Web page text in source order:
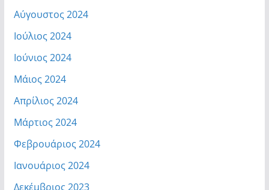
Αύγουστος 2024
Ιούλιος 2024
Ιούνιος 2024
Μάιος 2024
Απρίλιος 2024
Μάρτιος 2024
Φεβρουάριος 2024
Ιανουάριος 2024
Δεκέμβριος 2023